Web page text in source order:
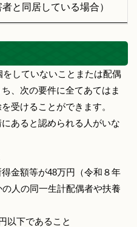
と同居している場合）
していないことまたは配偶
、次の要件に全てあてはま
受けることができます。
あると認められる人がいな
金額等が48万円（令和８年
人の同一生計配偶者や扶養
以下であること